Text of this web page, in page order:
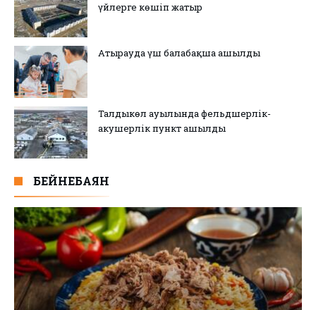
үйлерге көшіп жатыр
Атырауда үш балабақша ашылды
Талдыкөл ауылында фельдшерлік-
акушерлік пункт ашылды
БЕЙНЕБАЯН